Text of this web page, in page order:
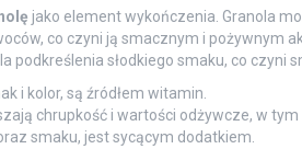
jako element wykończenia. Granola
co czyni ją smacznym i pożywnym
podkreślenia słodkiego smaku, co czyni
i kolor, są źródłem witamin.
chrupkość i wartości odżywcze, w tym
smaku, jest sycącym dodatkiem.